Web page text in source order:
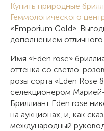
Купить природные
Геммологического
«Emporium Gold».
дополнением
Имя «Eden rose»
оттенка со светло-
розы сорта «Eden Rose
селекционером
Бриллиант Eden rose
на аукционах, и, как
международный